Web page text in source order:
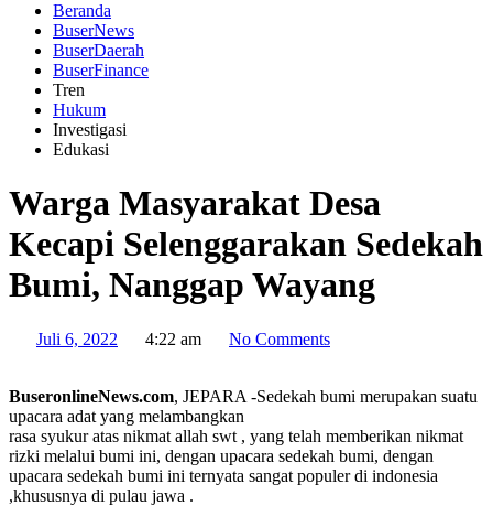
Beranda
BuserNews
BuserDaerah
BuserFinance
Tren
Hukum
Investigasi
Edukasi
Warga Masyarakat Desa
Kecapi Selenggarakan Sedekah
Bumi, Nanggap Wayang
Juli 6, 2022 4:22 am No Comments
BuseronlineNews.com, JEPARA -Sedekah bumi merupakan suatu
upacara adat yang melambangkan
rasa syukur atas nikmat allah swt , yang telah memberikan nikmat
rizki melalui bumi ini, dengan upacara sedekah bumi, dengan
upacara sedekah bumi ini ternyata sangat populer di indonesia
,khususnya di pulau jawa .